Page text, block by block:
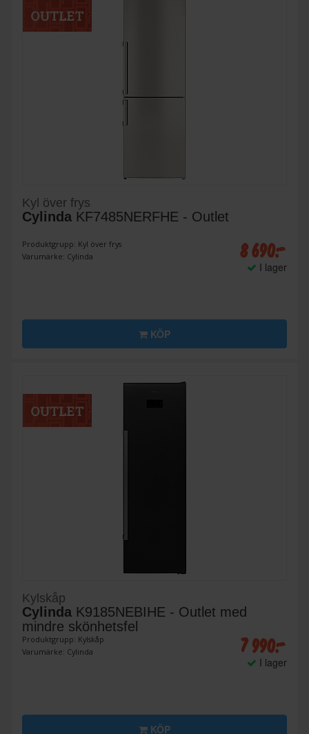
Kyl över frys
Cylinda KF7485NERFHE - Outlet
Produktgrupp: Kyl över frys
Varumärke: Cylinda
8 690:-
I lager
KÖP
Kylskåp
Cylinda K9185NEBIHE - Outlet med
mindre skönhetsfel
Produktgrupp: Kylskåp
Varumärke: Cylinda
7 990:-
I lager
KÖP